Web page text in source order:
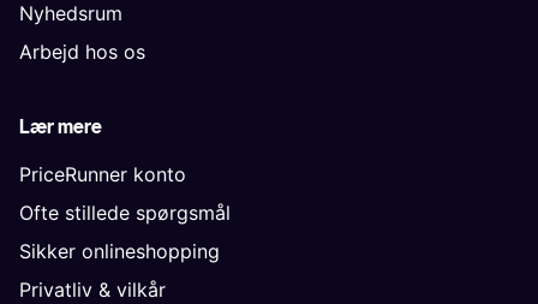
Nyhedsrum
Arbejd hos os
Lær mere
PriceRunner konto
Ofte stillede spørgsmål
Sikker onlineshopping
Privatliv & vilkår